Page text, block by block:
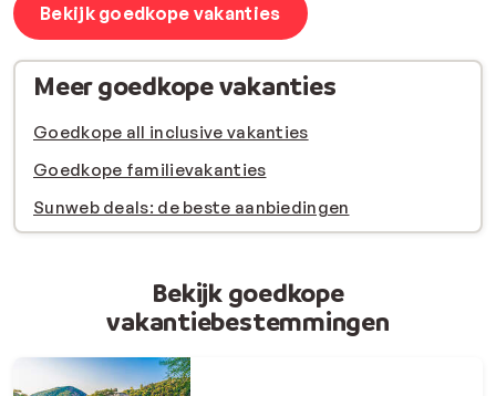
Bekijk goedkope vakanties
Meer goedkope vakanties
Goedkope all inclusive vakanties
Goedkope familievakanties
Sunweb deals: de beste aanbiedingen
Bekijk goedkope
vakantiebestemmingen